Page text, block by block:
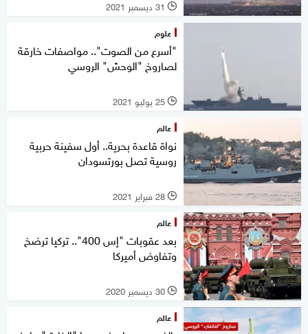
l 31 ديسمبر 2021
علوم
"أسرع من الصوت".. مواصفات خارقة
لصاروخ "الوحش" الروسي
l 25 يوليو 2021
عالم
نواة قاعدة بحرية.. أول سفينة حربية
روسية تصل بورتسودان
l 28 فبراير 2021
عالم
بعد عقوبات "إس 400".. تركيا ترضخ
وتفاوض أميركا
l 30 ديسمبر 2020
عالم